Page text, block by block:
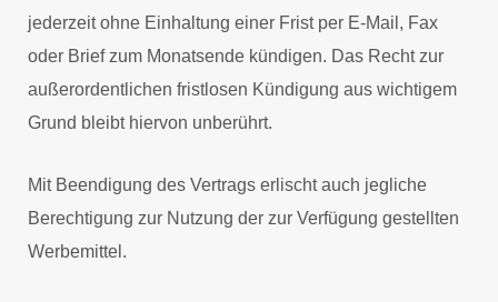
jederzeit ohne Einhaltung einer Frist per E-Mail, Fax
oder Brief zum Monatsende kündigen. Das Recht zur
außerordentlichen fristlosen Kündigung aus wichtigem
Grund bleibt hiervon unberührt.
Mit Beendigung des Vertrags erlischt auch jegliche
Berechtigung zur Nutzung der zur Verfügung gestellten
Werbemittel.